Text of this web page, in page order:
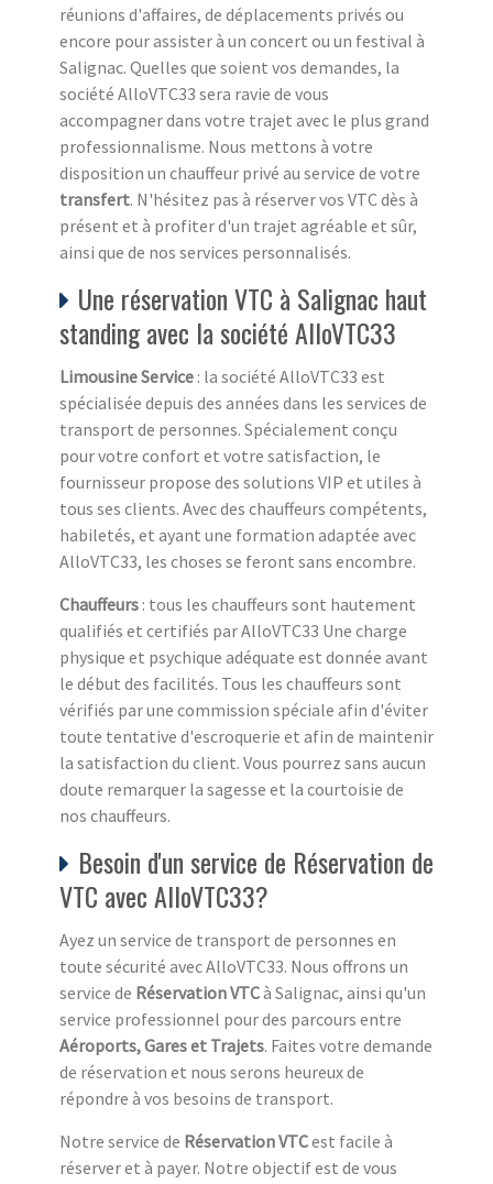
réunions d'affaires, de déplacements privés ou
encore pour assister à un concert ou un festival à
Salignac. Quelles que soient vos demandes, la
société AlloVTC33 sera ravie de vous
accompagner dans votre trajet avec le plus grand
professionnalisme. Nous mettons à votre
disposition un chauffeur privé au service de votre
transfert. N'hésitez pas à réserver vos VTC dès à
présent et à profiter d'un trajet agréable et sûr,
ainsi que de nos services personnalisés.
Une réservation VTC à Salignac haut
standing avec la société AlloVTC33
Limousine Service : la société AlloVTC33 est
spécialisée depuis des années dans les services de
transport de personnes. Spécialement conçu
pour votre confort et votre satisfaction, le
fournisseur propose des solutions VIP et utiles à
tous ses clients. Avec des chauffeurs compétents,
habiletés, et ayant une formation adaptée avec
AlloVTC33, les choses se feront sans encombre.
Chauffeurs : tous les chauffeurs sont hautement
qualifiés et certifiés par AlloVTC33 Une charge
physique et psychique adéquate est donnée avant
le début des facilités. Tous les chauffeurs sont
vérifiés par une commission spéciale afin d'éviter
toute tentative d'escroquerie et afin de maintenir
la satisfaction du client. Vous pourrez sans aucun
doute remarquer la sagesse et la courtoisie de
nos chauffeurs.
Besoin d'un service de Réservation de
VTC avec AlloVTC33?
Ayez un service de transport de personnes en
toute sécurité avec AlloVTC33. Nous offrons un
service de Réservation VTCà Salignac, ainsi qu'un
service professionnel pour des parcours entre
Aéroports, Gares et Trajets. Faites votre demande
de réservation et nous serons heureux de
répondre à vos besoins de transport.
Notre service de Réservation VTCest facile à
réserver et à payer. Notre objectif est de vous